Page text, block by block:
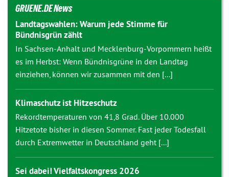
GRUENE.DE News
Landtagswahlen: Warum jede Stimme für
Bündnisgrün zählt
In Sachsen-Anhalt und Mecklenburg-Vorpommern heißt
es im Herbst: Wenn Bündnisgrüne in den Landtag
einziehen, können wir zusammen mit den [...]
Klimaschutz ist Hitzeschutz
Rekordtemperaturen von 41,8 Grad. Über 10.000
Hitzetote bisher in diesen Sommer. Fast jeder Todesfall
durch Extremwetter in Deutschland geht [...]
Sei dabei! Vielfaltskongress 2026